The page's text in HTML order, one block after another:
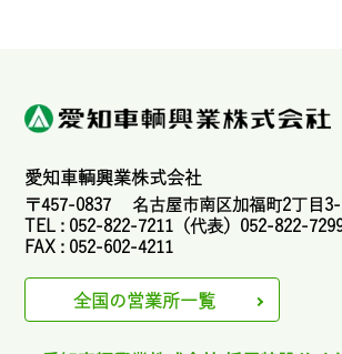
愛知車輌興業株式会社
〒457-0837 名古屋市南区加福町2丁目
TEL : 052-822-7211（代表）052-822-
FAX : 052-602-4211
全国の営業所一覧